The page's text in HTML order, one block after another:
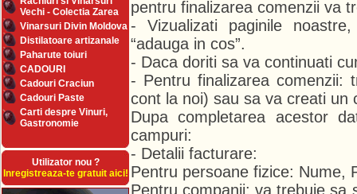
Vechi - Colectia Zarea
Vinarsuri Divin Moldova
Distilatoare artizanale
Paharute toiuri
CADOURI
Cadouri Craciun
Cadouri Paste
Carti despre Vinuri,
Gastronomie
Utilizator nou ?
Inregistreaza-te gratuit aici!
pentru finalizarea comenzii va
- Vizualizati paginile
“adauga in cos”.
- Daca doriti sa va continuati
- Pentru finalizarea comenzii:
cont la noi) sau sa va creati un
Dupa completarea acestor
campuri:
- Detalii facturare:
Pentru persoane fizice: Nume,
Pentru companii: va trebuie sa